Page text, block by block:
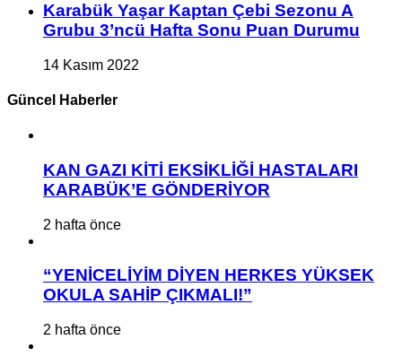
Karabük Yaşar Kaptan Çebi Sezonu A
Grubu 3’ncü Hafta Sonu Puan Durumu
14 Kasım 2022
Güncel Haberler
KAN GAZI KİTİ EKSİKLİĞİ HASTALARI
KARABÜK’E GÖNDERİYOR
2 hafta önce
“YENİCELİYİM DİYEN HERKES YÜKSEK
OKULA SAHİP ÇIKMALI!”
2 hafta önce